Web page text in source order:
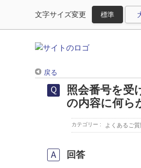
文字サイズ変更
戻る
照会番号を受
の内容に何ら
カテゴリー : よくあるご質
回答